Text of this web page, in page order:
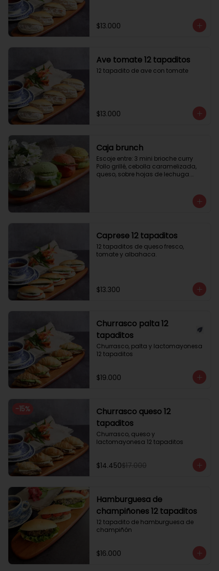
$13.000
Ave tomate 12 tapaditos
12 tapadito de ave con tomate
$13.000
Caja brunch
Escoje entre: 3 mini brioche curry
Pollo grillé, cebolla caramelizada,
queso, sobre hojas de lechuga.
hojas de rúcula
Caprese 12 tapaditos
12 tapaditos de queso fresco,
tomate y albahaca.
$13.300
Churrasco palta 12
tapaditos
Churrasco, palta y lactomayonesa
12 tapaditos
$19.000
-15%
Churrasco queso 12
tapaditos
Churrasco, queso y
lactomayonesa 12 tapaditos
$14.450$17.000
Hamburguesa de
champiñones 12 tapaditos
12 tapadito de hamburguesa de
champiñón
$16.000